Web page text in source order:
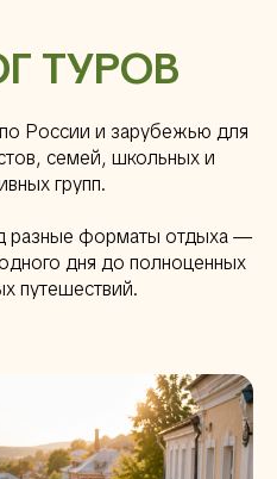
ТУРОВ
России и зарубежью для
семей, школьных и
групп.
разные форматы отдыха —
дня до полноценных
путешествий.